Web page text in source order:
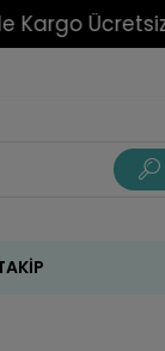
Ücretsiz!